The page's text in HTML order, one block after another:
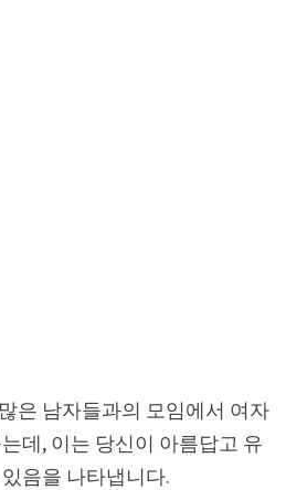
은 남자들과의 모임에서 여자
데, 이는 당신이 아름답고 유
음을 나타냅니다.